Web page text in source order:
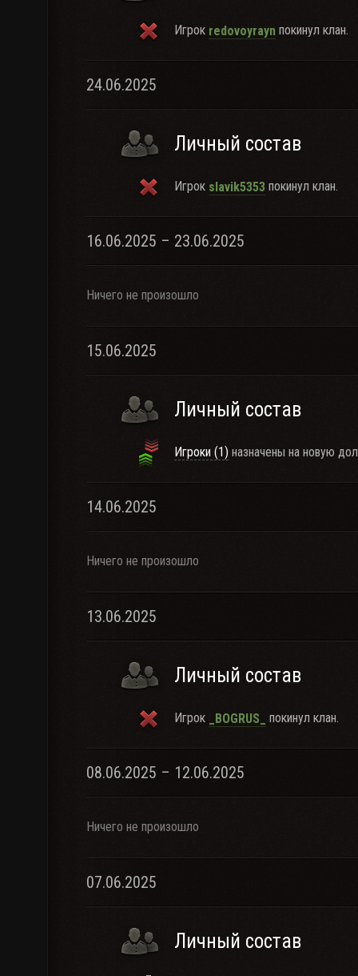
Игрок redovoyrayn покинул клан.
24.06.2025
Личный состав
Игрок slavik5353 покинул клан.
16.06.2025 – 23.06.2025
Ничего не произошло
15.06.2025
Личный состав
Игроки (1) назначены на новую
14.06.2025
Ничего не произошло
13.06.2025
Личный состав
Игрок _BOGRUS_ покинул клан.
08.06.2025 – 12.06.2025
Ничего не произошло
07.06.2025
Личный состав